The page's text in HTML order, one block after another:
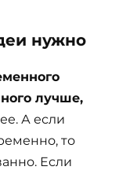
нужно
лучше,
А если
то
Если